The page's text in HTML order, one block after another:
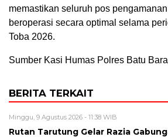
memastikan seluruh pos
beroperasi secara optimal selama
Toba 2026.
Sumber Kasi Humas Polres Batu Bara
BERITA TERKAIT
Minggu, 9 Agustus 2026 - 11:38 WIB
Rutan Tarutung Gelar Razia